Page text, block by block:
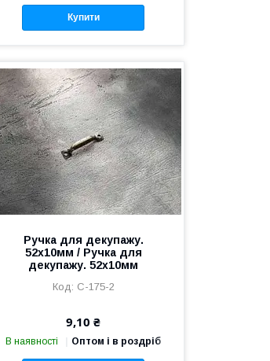
Купити
Ручка для декупажу.
52х10мм / Ручка для
декупажу. 52х10мм
C-175-2
9,10 ₴
В наявності Оптом і в роздріб